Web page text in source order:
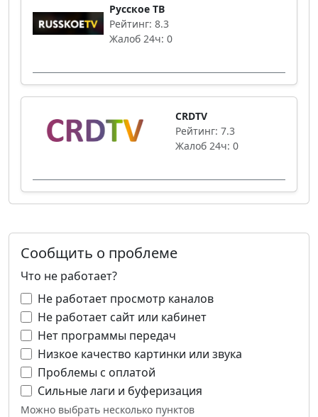
Русское ТВ
Рейтинг: 8.3
Жалоб 24ч: 0
CRDTV
Рейтинг: 7.3
Жалоб 24ч: 0
Сообщить о проблеме
Что не работает?
Не работает просмотр каналов
Не работает сайт или кабинет
Нет программы передач
Низкое качество картинки или звука
Проблемы с оплатой
Сильные лаги и буферизация
Можно выбрать несколько пунктов